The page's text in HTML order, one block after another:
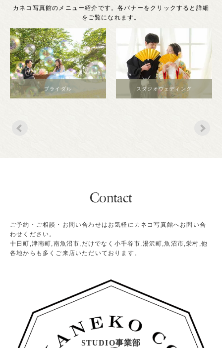
カネコ写真館のメニュー紹介です。各バナーをクリックすると詳細
をご覧になれます。
ブライダル スタジオウェディング
ご予約・ご相談・お問い合わせはお気軽にカネコ写真館へお問い合
わせください。
十日町,津南町,南魚沼市,だけでなく小千谷市,湯沢町,魚沼市,栄村,他
各地からも多くご来店いただいております。
STUDIO事業部